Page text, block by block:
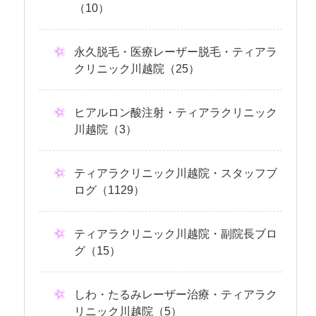
（10）
永久脱毛・医療レーザー脱毛・ティアラ
クリニック川越院（25）
ヒアルロン酸注射・ティアラクリニック
川越院（3）
ティアラクリニック川越院・スタッフブ
ログ（1129）
ティアラクリニック川越院・副院長ブロ
グ（15）
しわ・たるみレーザー治療・ティアラク
リニック川越院（5）